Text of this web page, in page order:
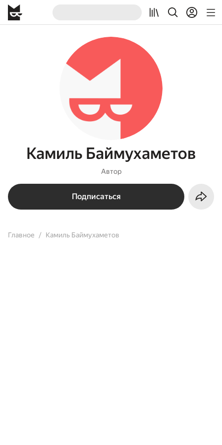
Камиль Баймухаметов
Автор
Подписаться
Главное Камиль Баймухаметов